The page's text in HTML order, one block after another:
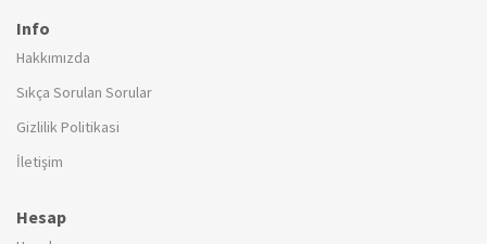
Info
Hakkımızda
Sıkça Sorulan Sorular
Gizlilik Politikasi
İletişim
Hesap